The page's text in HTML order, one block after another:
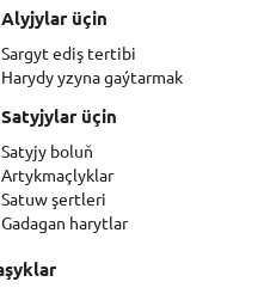
Alyjylar üçin
Sargyt ediş tertibi
Harydy yzyna gaýtarmak
Satyjylar üçin
Satyjy boluň
Artykmaçlyklar
Satuw şertleri
Gadagan harytlar